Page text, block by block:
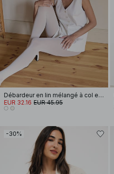
Débardeur en lin mélangé à col en V
EUR 32.16 EUR 45.95
-30%